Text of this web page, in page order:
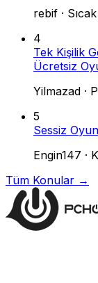
rebif ·
4
Tek Kişilik
Ücretsiz
Yilmazad ·
5
Sessiz
Engin147 ·
Tüm Konular →